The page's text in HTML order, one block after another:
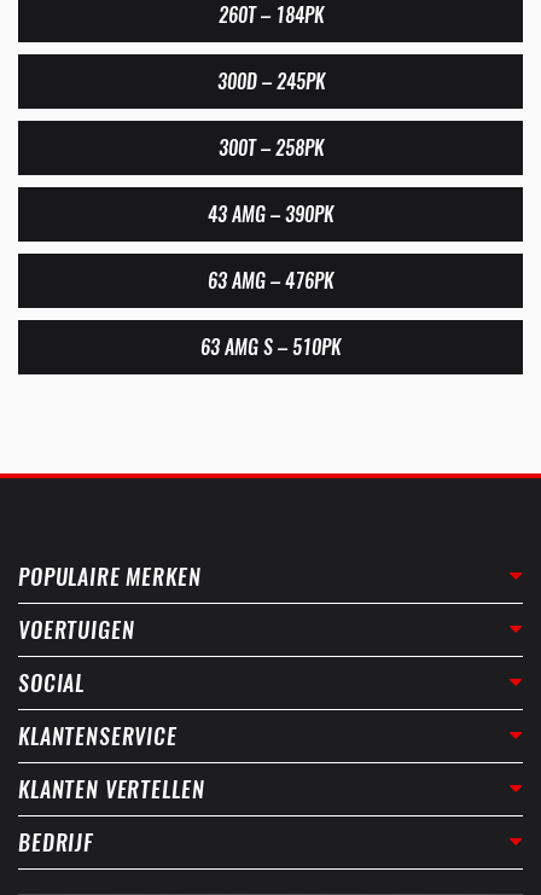
260T – 184PK
300D – 245PK
300T – 258PK
43 AMG – 390PK
63 AMG – 476PK
63 AMG S – 510PK
POPULAIRE MERKEN
VOERTUIGEN
SOCIAL
KLANTENSERVICE
KLANTEN VERTELLEN
BEDRIJF